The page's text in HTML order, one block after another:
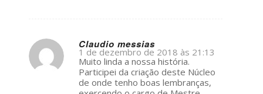
Claudio messias
s
ays:
1 de dezembro de 2018 às 21:13
Muito linda a nossa história.
Participei da criação deste Núcleo
de onde tenho boas lembranças,